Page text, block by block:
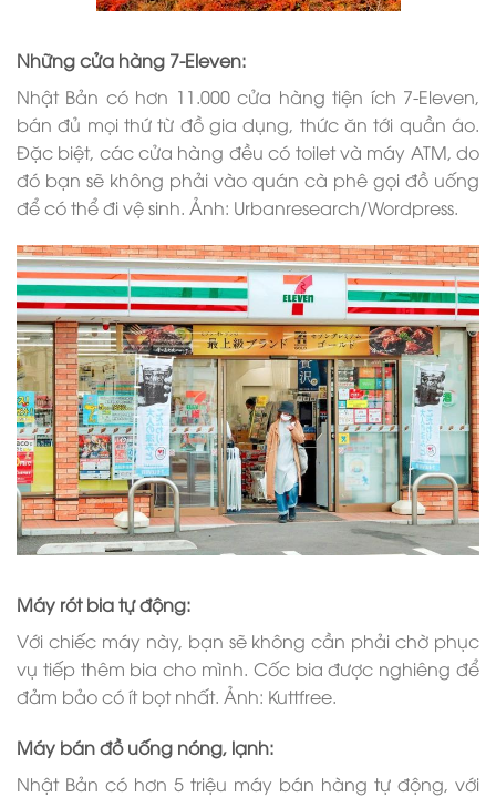
Những cửa hàng 7-Eleven:
Nhật Bản có hơn 11.000 cửa hàng tiện ích 7-Eleven,
bán đủ mọi thứ từ đồ gia dụng, thức ăn tới quần áo.
Đặc biệt, các cửa hàng đều có toilet và máy ATM, do
đó bạn sẽ không phải vào quán cà phê gọi đồ uống
để có thể đi vệ sinh. Ảnh: Urbanresearch/Wordpress.
Máy rót bia tự động:
Với chiếc máy này, bạn sẽ không cần phải chờ phục
vụ tiếp thêm bia cho mình. Cốc bia được nghiêng để
đảm bảo có ít bọt nhất. Ảnh: Kuttfree.
Máy bán đồ uống nóng, lạnh:
Nhật Bản có hơn 5 triệu máy bán hàng tự động, với